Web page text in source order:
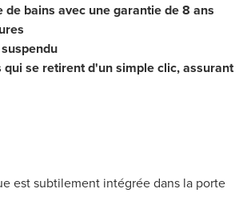
bains avec une garantie de 8 ans
se retirent d'un simple clic, assurant
est subtilement intégrée dans la porte